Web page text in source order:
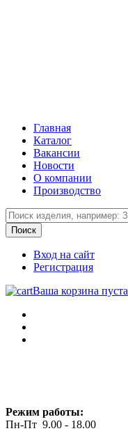
Главная
Каталог
Вакансии
Новости
О компании
Производство
Вход на сайт
Регистрация
Ваша корзина пуста
Режим работы:
Пн-Пт 9.00 - 18.00